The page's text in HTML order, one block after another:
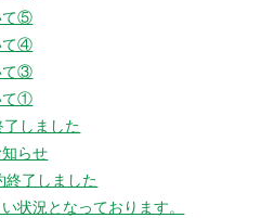
て⑤
て④
て③
て①
しました
らせ
終了しました
状況となっております。